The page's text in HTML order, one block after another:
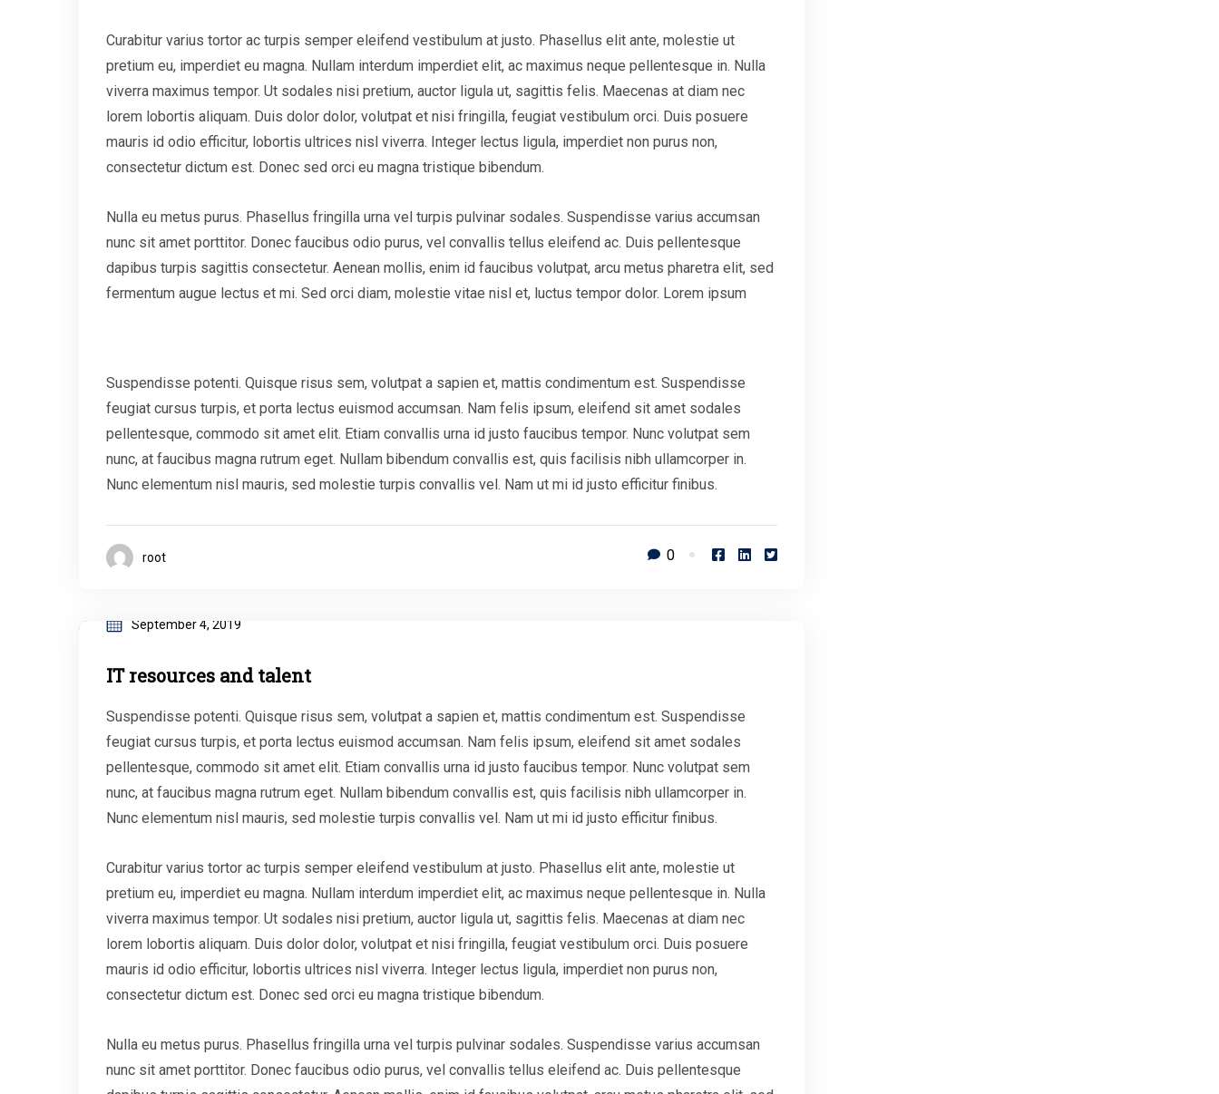
Curabitur varius tortor ac turpis semper eleifend vestibulum at justo. Phasellus elit ante, molestie ut
pretium eu, imperdiet eu magna. Nullam interdum imperdiet elit, ac maximus neque pellentesque in. Nulla
viverra maximus tempor. Ut sodales nisi pretium, auctor ligula ut, sagittis felis. Maecenas at diam nec
lorem lobortis aliquam. Duis dolor dolor, volutpat et nisi fringilla, feugiat vestibulum orci. Duis posuere
mauris id odio efficitur, lobortis ultrices nisl viverra. Integer lectus ligula, imperdiet non purus non,
consectetur dictum est. Donec sed orci eu magna tristique bibendum.
Nulla eu metus purus. Phasellus fringilla urna vel turpis pulvinar sodales. Suspendisse varius accumsan
nunc sit amet porttitor. Donec faucibus odio purus, vel convallis tellus eleifend ac. Duis pellentesque
dapibus turpis sagittis consectetur. Aenean mollis, enim id faucibus volutpat, arcu metus pharetra elit, sed
fermentum augue lectus et mi. Sed orci diam, molestie vitae nisl et, luctus tempor dolor. Lorem ipsum
Suspendisse potenti. Quisque risus sem, volutpat a sapien et, mattis condimentum est. Suspendisse
feugiat cursus turpis, et porta lectus euismod accumsan. Nam felis ipsum, eleifend sit amet sodales
pellentesque, commodo sit amet elit. Etiam convallis urna id justo faucibus tempor. Nunc volutpat sem
nunc, at faucibus magna rutrum eget. Nullam bibendum convallis est, quis facilisis nibh ullamcorper in.
Nunc elementum nisl mauris, sed molestie turpis convallis vel. Nam ut mi id justo efficitur finibus.
root 0
September 4, 2019
IT resources and talent
Suspendisse potenti. Quisque risus sem, volutpat a sapien et, mattis condimentum est. Suspendisse
feugiat cursus turpis, et porta lectus euismod accumsan. Nam felis ipsum, eleifend sit amet sodales
pellentesque, commodo sit amet elit. Etiam convallis urna id justo faucibus tempor. Nunc volutpat sem
nunc, at faucibus magna rutrum eget. Nullam bibendum convallis est, quis facilisis nibh ullamcorper in.
Nunc elementum nisl mauris, sed molestie turpis convallis vel. Nam ut mi id justo efficitur finibus.
Curabitur varius tortor ac turpis semper eleifend vestibulum at justo. Phasellus elit ante, molestie ut
pretium eu, imperdiet eu magna. Nullam interdum imperdiet elit, ac maximus neque pellentesque in. Nulla
viverra maximus tempor. Ut sodales nisi pretium, auctor ligula ut, sagittis felis. Maecenas at diam nec
lorem lobortis aliquam. Duis dolor dolor, volutpat et nisi fringilla, feugiat vestibulum orci. Duis posuere
mauris id odio efficitur, lobortis ultrices nisl viverra. Integer lectus ligula, imperdiet non purus non,
consectetur dictum est. Donec sed orci eu magna tristique bibendum.
Nulla eu metus purus. Phasellus fringilla urna vel turpis pulvinar sodales. Suspendisse varius accumsan
nunc sit amet porttitor. Donec faucibus odio purus, vel convallis tellus eleifend ac. Duis pellentesque